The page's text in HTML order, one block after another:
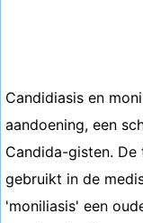
Candidiasis en
aandoening, een
Candida-gisten.
gebruikt in de
'moniliasis' een